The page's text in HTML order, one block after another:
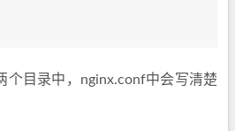
个目录中，nginx.conf中会写清楚